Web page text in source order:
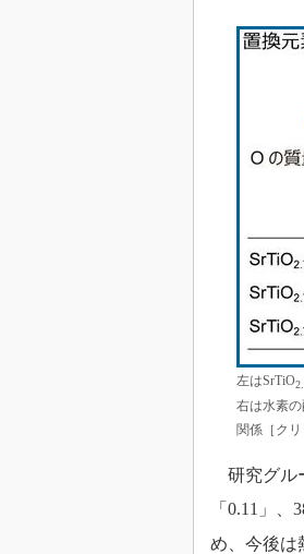
左はSrTiO
右は水素
関係［ク
研究グル
「0.11」
め、今後は